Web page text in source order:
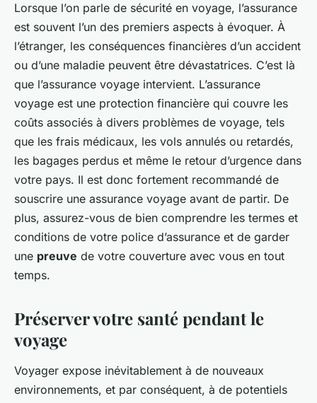
Lorsque l’on parle de sécurité en voyage, l’assurance
est souvent l’un des premiers aspects à évoquer. À
l’étranger, les conséquences financières d’un accident
ou d’une maladie peuvent être dévastatrices. C’est là
que l’assurance voyage intervient. L’assurance
voyage est une protection financière qui couvre les
coûts associés à divers problèmes de voyage, tels
que les frais médicaux, les vols annulés ou retardés,
les bagages perdus et même le retour d’urgence dans
votre pays. Il est donc fortement recommandé de
souscrire une assurance voyage avant de partir. De
plus, assurez-vous de bien comprendre les termes et
conditions de votre police d’assurance et de garder
une preuve de votre couverture avec vous en tout
temps.
Préserver votre santé pendant le
voyage
Voyager expose inévitablement à de nouveaux
environnements, et par conséquent, à de potentiels